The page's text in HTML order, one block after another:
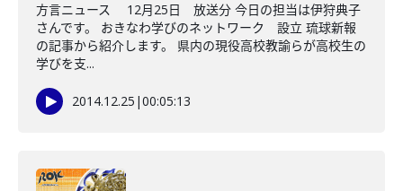
方言ニュース 12月25日 放送分 今日の担当は伊狩典子
さんです。 おきなわ学びのネットワーク 設立 琉球新報
の記事から紹介します。 県内の現役高校教諭らが高校生の
学びを支...
2014.12.25 |00:05:13